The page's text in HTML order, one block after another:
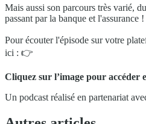
Mais aussi son parcours très varié,
passant par la banque et l'assurance !
Pour écouter l'épisode sur votre
ici : 👉
Cliquez sur l’image pour accéder
Un podcast réalisé en partenariat